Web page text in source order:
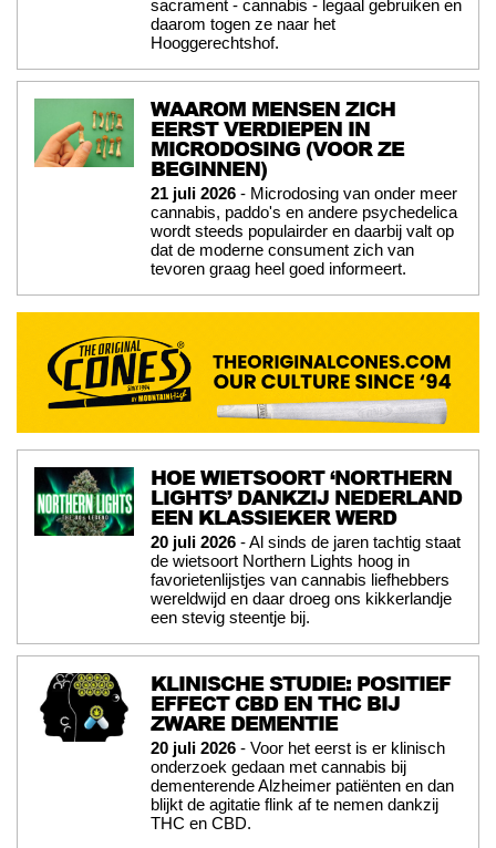
sacrament - cannabis - legaal gebruiken en
daarom togen ze naar het
Hooggerechtshof.
WAAROM MENSEN ZICH
EERST VERDIEPEN IN
MICRODOSING (VOOR ZE
BEGINNEN)
21 juli 2026 - Microdosing van onder meer
cannabis, paddo's en andere psychedelica
wordt steeds populairder en daarbij valt op
dat de moderne consument zich van
tevoren graag heel goed informeert.
HOE WIETSOORT ‘NORTHERN
LIGHTS’ DANKZIJ NEDERLAND
EEN KLASSIEKER WERD
20 juli 2026 - Al sinds de jaren tachtig staat
de wietsoort Northern Lights hoog in
favorietenlijstjes van cannabis liefhebbers
wereldwijd en daar droeg ons kikkerlandje
een stevig steentje bij.
KLINISCHE STUDIE: POSITIEF
EFFECT CBD EN THC BIJ
ZWARE DEMENTIE
20 juli 2026 - Voor het eerst is er klinisch
onderzoek gedaan met cannabis bij
dementerende Alzheimer patiënten en dan
blijkt de agitatie flink af te nemen dankzij
THC en CBD.